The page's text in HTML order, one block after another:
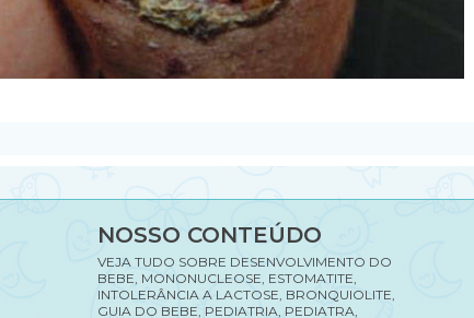
NOSSO CONTEÚDO
VEJA TUDO SOBRE DESENVOLVIMENTO DO
BEBE, MONONUCLEOSE, ESTOMATITE,
INTOLERÂNCIA A LACTOSE, BRONQUIOLITE,
GUIA DO BEBE, PEDIATRIA, PEDIATRA,